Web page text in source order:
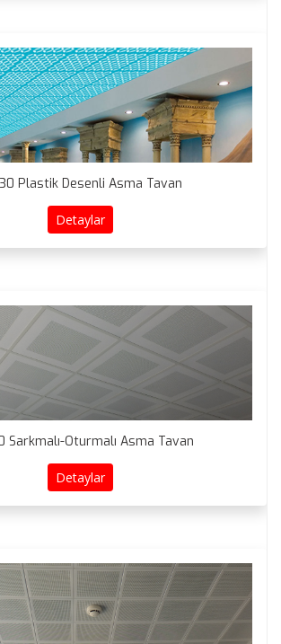
Plastik Desenli Asma Tavan
Detaylar
Sarkmalı-Oturmalı Asma Tavan
Detaylar